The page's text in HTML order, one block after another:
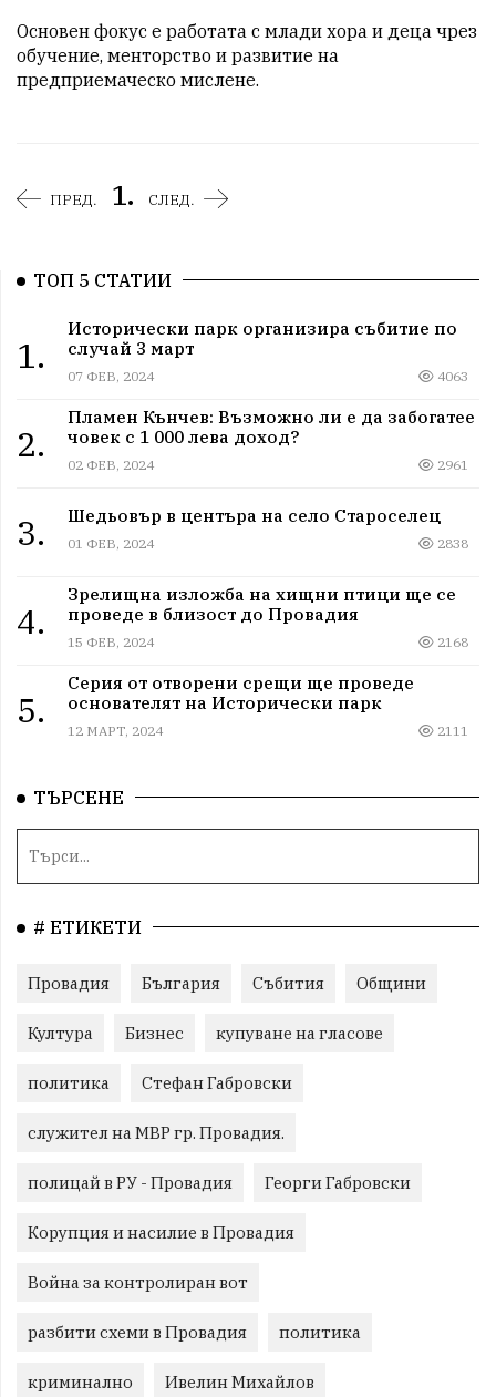
Основен фокус е работата с млади хора и деца чрез
обучение, менторство и развитие на
предприемаческо мислене.
ПРЕД. 1. СЛЕД.
ТОП 5 СТАТИИ
1.
Исторически парк организира събитие по
случай 3 март
07 ФЕВ, 2024 4063
2.
Пламен Кънчев: Възможно ли е да забогатее
човек с 1 000 лева доход?
02 ФЕВ, 2024 2961
3. Шедьовър в центъра на село Староселец
01 ФЕВ, 2024 2838
4.
Зрелищна изложба на хищни птици ще се
проведе в близост до Провадия
15 ФЕВ, 2024 2168
5.
Серия от отворени срещи ще проведе
основателят на Исторически парк
12 МАРТ, 2024 2111
ТЪРСЕНЕ
# ЕТИКЕТИ
Провадия България Събития Общини
Култура Бизнес купуване на гласове
политика Стефан Габровски
служител на МВР гр. Провадия.
полицай в РУ - Провадия Георги Габровски
Корупция и насилие в Провадия
Война за контролиран вот
разбити схеми в Провадия политика
криминално Ивелин Михайлов